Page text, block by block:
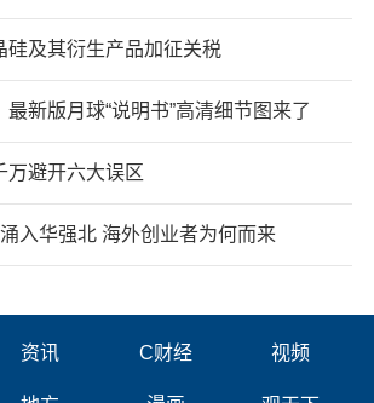
硅及其衍生产品加征关税
新版月球“说明书”高清细节图来了
万避开六大误区
入华强北 海外创业者为何而来
资讯 C财经 视频